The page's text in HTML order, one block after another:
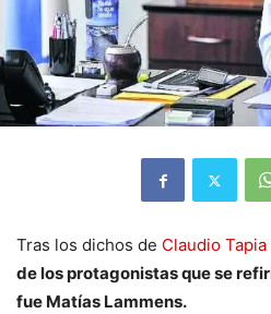
Tras los dichos de Claudio Tapia
de los protagonistas que se
fue Matías Lammens.